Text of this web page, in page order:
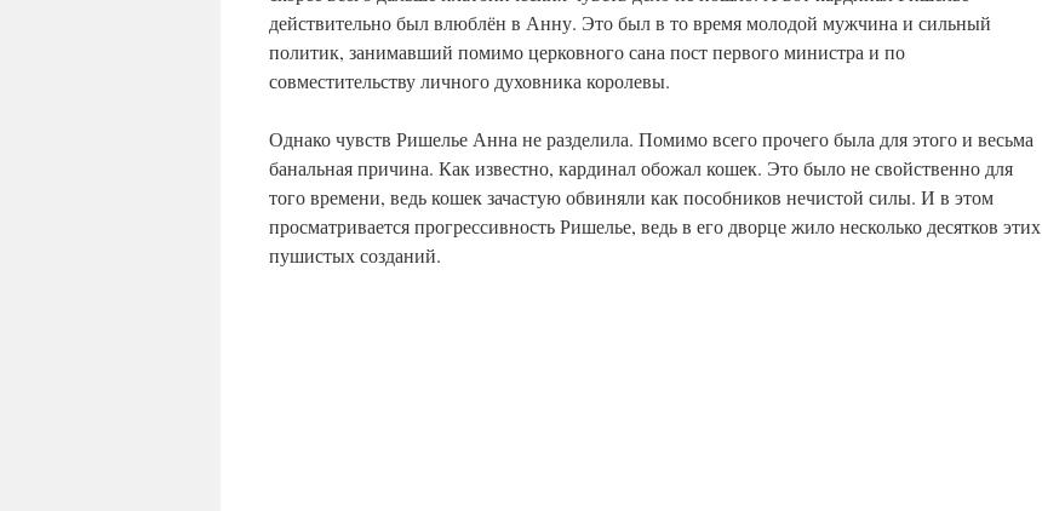
действительно был влюблён в Анну. Это был в то время молодой мужчина и сильный
политик, занимавший помимо церковного сана пост первого министра и по
совместительству личного духовника королевы.
Однако чувств Ришелье Анна не разделила. Помимо всего прочего была для этого и весьма
банальная причина. Как известно, кардинал обожал кошек. Это было не свойственно для
того времени, ведь кошек зачастую обвиняли как пособников нечистой силы. И в этом
просматривается прогрессивность Ришелье, ведь в его дворце жило несколько десятков этих
пушистых созданий.